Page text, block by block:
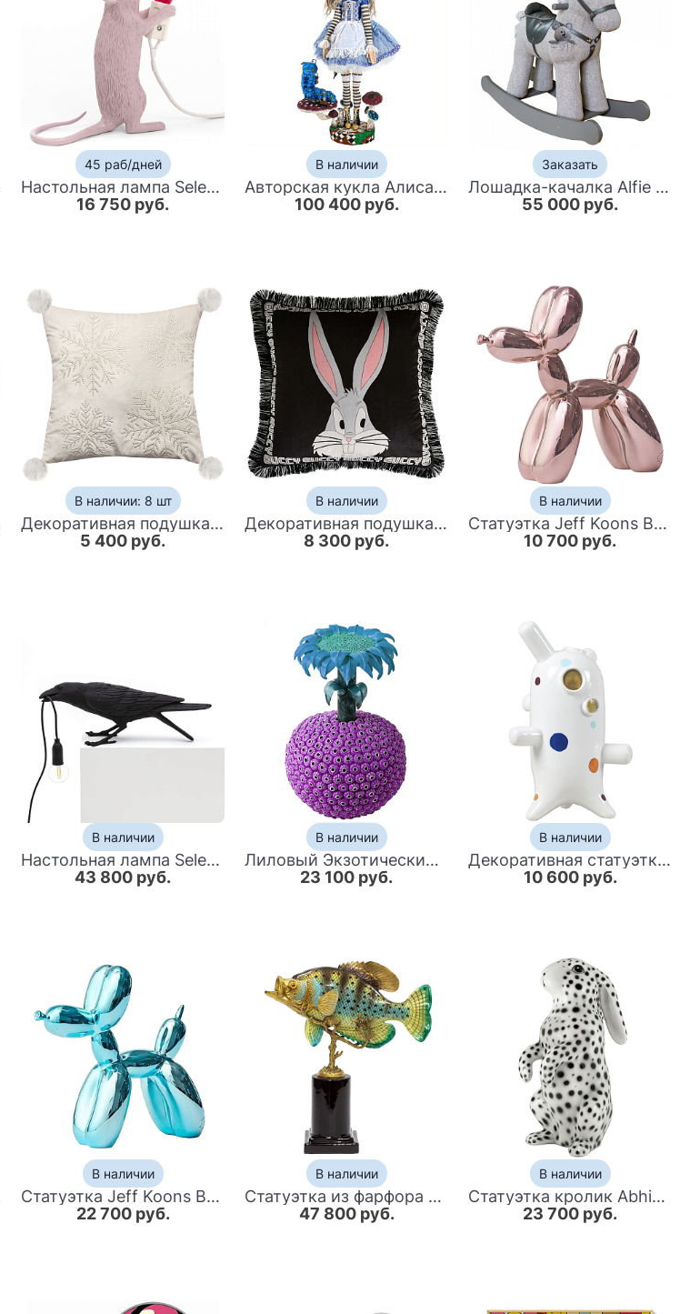
45 раб/дней
Настольная лампа Seletti Mouse Step Love USB
16 750 руб.
В наличии
Авторская кукла Алиса в стране чудес
100 400 руб.
Заказать
Лошадка-качалка Alfie Pony
55 000 руб.
В наличии: 8 шт
Декоративная подушка с помпонами Snowflakes
5 400 руб.
В наличии
Декоративная подушка Cтиль Gucci Bugs Bunny
8 300 руб.
В наличии
Статуэтка Jeff Koons Balloon Dog Chrome Pink
10 700 руб.
В наличии
Настольная лампа Seletti Bird Lamp Black Playing
43 800 руб.
В наличии
Лиловый Экзотический фрукт Pandora Exotic Fruit Purple 46
23 100 руб.
В наличии
Декоративная статуэтка Molecule Collection Statuette
10 600 руб.
В наличии
Статуэтка Jeff Koons Balloon Dog Turquoise
22 700 руб.
В наличии
Статуэтка из фарфора в форме рыбы SEA Porcelain and Bronze
47 800 руб.
В наличии
Статуэтка кролик Abhika Rabbit White Black
23 700 руб.